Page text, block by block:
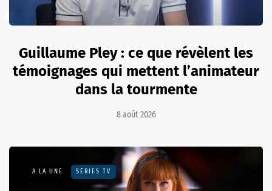
Guillaume Pley : ce que révèlent les
témoignages qui mettent l’animateur
dans la tourmente
8 août 2026
A LA UNE SÉRIES TV